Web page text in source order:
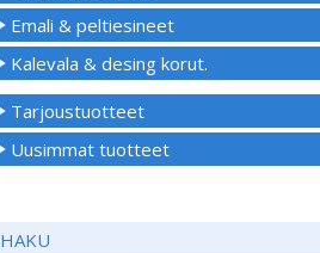
Emali & peltiesineet
Kalevala & desing korut.
Tarjoustuotteet
Uusimmat tuotteet
HAKU